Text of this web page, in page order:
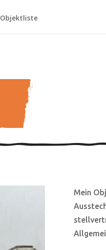
Objektliste
Mein